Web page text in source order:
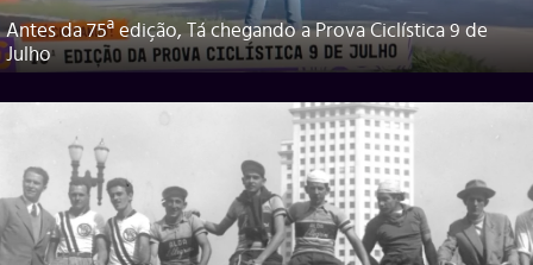
Antes da 75ª edição, Tá chegando a Prova Ciclística 9 de
Julho